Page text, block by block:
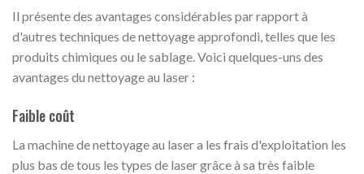
Il présente des avantages considérables par rapport à
d'autres techniques de nettoyage approfondi, telles que les
produits chimiques ou le sablage. Voici quelques-uns des
avantages du nettoyage au laser :
Faible coût
La machine de nettoyage au laser a les frais d'exploitation les
plus bas de tous les types de laser grâce à sa très faible